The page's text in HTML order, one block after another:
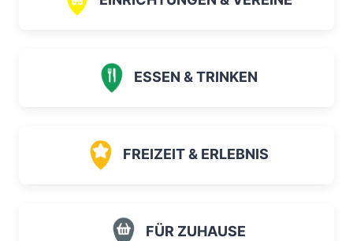
ESSEN & TRINKEN
FREIZEIT & ERLEBNIS
FÜR ZUHAUSE